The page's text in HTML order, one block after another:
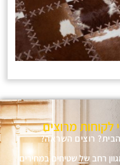
לקוחות מרוצים
רוצים השראה?
רחב של שטיחים במחירים